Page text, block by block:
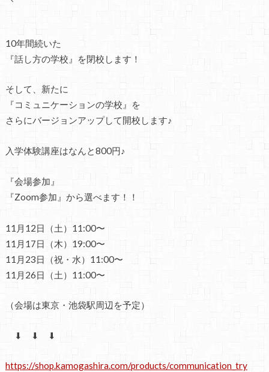
10年間続いた
『話し方の学校』を閉校します！
そして、 新たに
『コミュニケーションの学校』を
さらにバージョンアップして開校します♪
入学体験講座はなんと800円♪
『会場参加』
『Zoom参加』から選べます！！
11月12日（土）11:00〜
11月17日（木）19:00〜
11月23日（祝・水）11:00〜
11月26日（土）11:00〜
（会場は東京・池袋駅周辺を予定）
⬇ ⬇ ⬇
https://shop.kamogashira.com/products/communication_try